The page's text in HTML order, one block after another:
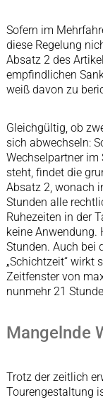
Sofern im
diese Regelung
Absatz 2 des
empfindlichen
weiß davon zu
Gleichgültig, ob
sich abwechseln:
Wechselpartner im
steht, findet die
Absatz 2, wonach
Stunden alle
Ruhezeiten in der
keine Anwendung.
Stunden. Auch bei
„Schichtzeit“ wirkt
Zeitfenster von
nunmehr 21
Mangelnde
Trotz der zeitlich
Tourengestaltung